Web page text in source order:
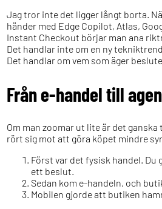
Jag tror inte det ligger långt borta.
händer med Edge Copilot, Atlas,
Instant Checkout börjar man ana
Det handlar inte om en ny
Det handlar om vem som äger
Från e-handel till
Om man zoomar ut lite är det
rört sig mot att göra köpet mindre
Först var det fysisk handel. Du
ett beslut.
Sedan kom e-handeln, och
Mobilen gjorde att butiken